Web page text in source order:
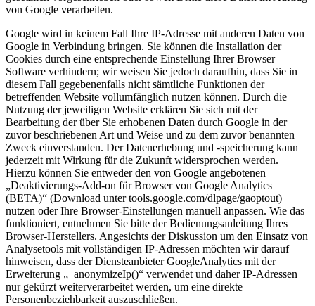
von Google verarbeiten.
Google wird in keinem Fall Ihre IP-Adresse mit anderen Daten von
Google in Verbindung bringen. Sie können die Installation der
Cookies durch eine entsprechende Einstellung Ihrer Browser
Software verhindern; wir weisen Sie jedoch daraufhin, dass Sie in
diesem Fall gegebenenfalls nicht sämtliche Funktionen der
betreffenden Website vollumfänglich nutzen können. Durch die
Nutzung der jeweiligen Website erklären Sie sich mit der
Bearbeitung der über Sie erhobenen Daten durch Google in der
zuvor beschriebenen Art und Weise und zu dem zuvor benannten
Zweck einverstanden. Der Datenerhebung und -speicherung kann
jederzeit mit Wirkung für die Zukunft widersprochen werden.
Hierzu können Sie entweder den von Google angebotenen
„Deaktivierungs-Add-on für Browser von Google Analytics
(BETA)“ (Download unter tools.google.com/dlpage/gaoptout)
nutzen oder Ihre Browser-Einstellungen manuell anpassen. Wie das
funktioniert, entnehmen Sie bitte der Bedienungsanleitung Ihres
Browser-Herstellers. Angesichts der Diskussion um den Einsatz von
Analysetools mit vollständigen IP-Adressen möchten wir darauf
hinweisen, dass der Diensteanbieter GoogleAnalytics mit der
Erweiterung „_anonymizeIp()“ verwendet und daher IP-Adressen
nur gekürzt weiterverarbeitet werden, um eine direkte
Personenbeziehbarkeit auszuschließen.